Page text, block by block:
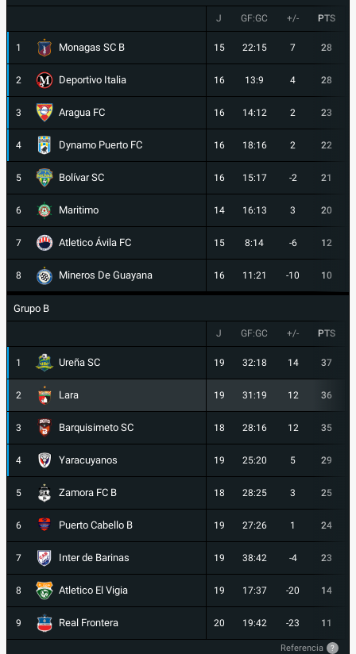
J GF:GC +/- PTS
1 Monagas SC B 15 22:15 7 28
2 Deportivo Italia 16 13:9 4 28
3 Aragua FC 16 14:12 2 23
4 Dynamo Puerto FC 16 18:16 2 22
5 Bolívar SC 16 15:17 -2 21
6 Maritimo 14 16:13 3 20
7 Atletico Ávila FC 15 8:14 -6 12
8 Mineros De Guayana 16 11:21 -10 10
Grupo B
J GF:GC +/- PTS
1 Ureña SC 19 32:18 14 37
2 Lara 19 31:19 12 36
3 Barquisimeto SC 18 28:16 12 35
4 Yaracuyanos 19 25:20 5 29
5 Zamora FC B 18 28:25 3 25
6 Puerto Cabello B 19 27:26 1 24
7 Inter de Barinas 19 38:42 -4 23
8 Atletico El Vigia 19 17:37 -20 14
9 Real Frontera 20 19:42 -23 11
Referencia ?